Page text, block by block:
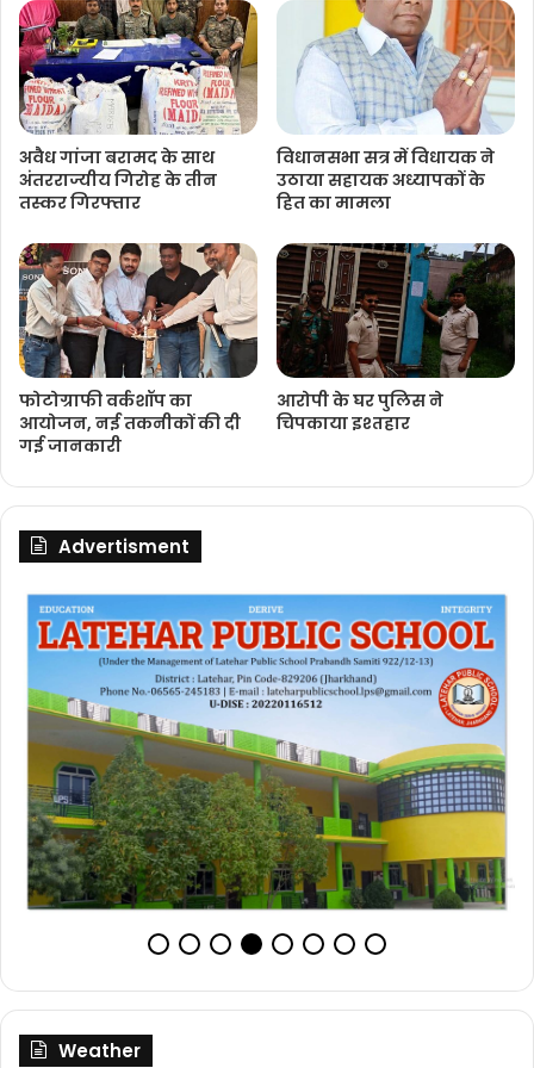
अवैध गांजा बरामद के साथ
अंतरराज्यीय गिरोह के तीन
तस्कर गिरफ्तार
विधानसभा सत्र में विधायक ने
उठाया सहायक अध्यापकों के
हित का मामला
फोटोग्राफी वर्कशॉप का
आयोजन, नई तकनीकों की दी
गई जानकारी
आरोपी के घर पुलिस ने
चिपकाया इश्तहार
Advertisment
Weather